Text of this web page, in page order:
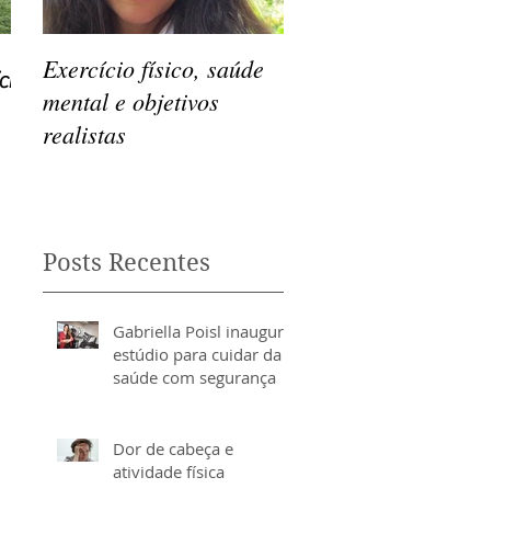
Exercício físico, saúde
mental e objetivos
realistas
Posts Recentes
Gabriella Poisl inaugura
estúdio para cuidar da
saúde com segurança
Dor de cabeça e
atividade física